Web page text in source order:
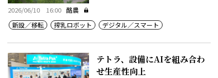
2026/06/10 16:00 酪農
新設／移転
搾乳ロボット デジタル／スマート
テトラ、設備にAIを組み合わ
せ生産性向上